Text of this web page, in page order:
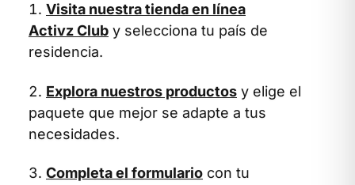
Visita nuestra tienda en línea
Activz Club y selecciona tu país de
residencia.
Explora nuestros productos y elige el
paquete que mejor se adapte a tus
necesidades.
Completa el formulario con tu